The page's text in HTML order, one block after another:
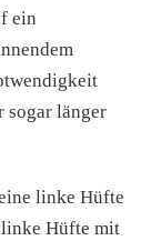
ein
sogar länger
linke Hüfte
linke Hüfte mit